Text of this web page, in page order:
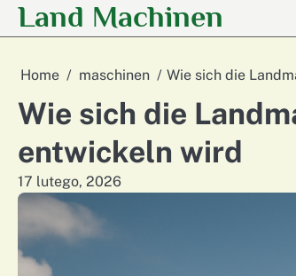
SkipLand Machinen
Home maschinen Wie sich die
Wie sich die
entwickeln wird
17 lutego, 2026